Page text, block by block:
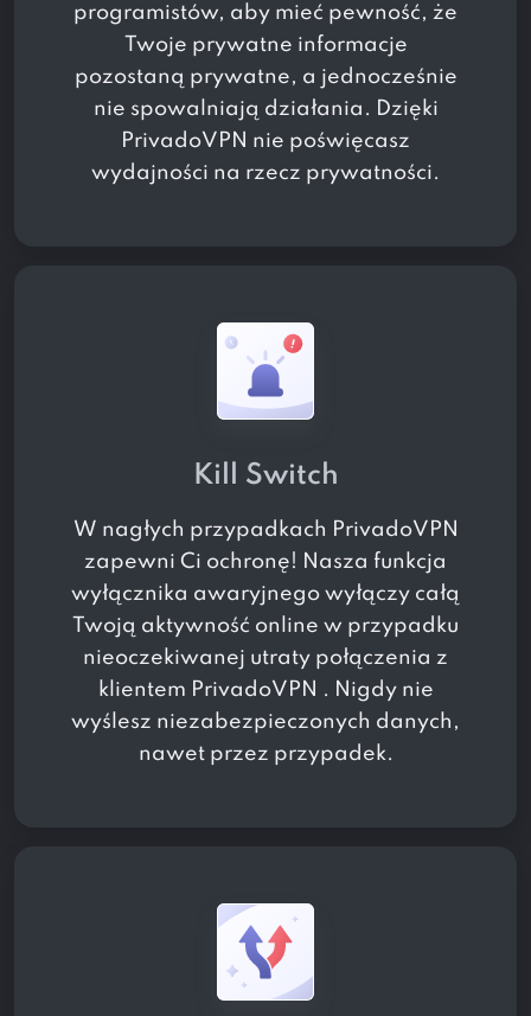
programistów, aby mieć pewność, że
Twoje prywatne informacje
pozostaną prywatne, a jednocześnie
nie spowalniają działania. Dzięki
PrivadoVPN nie poświęcasz
wydajności na rzecz prywatności.
Kill Switch
W nagłych przypadkach PrivadoVPN
zapewni Ci ochronę! Nasza funkcja
wyłącznika awaryjnego wyłączy całą
Twoją aktywność online w przypadku
nieoczekiwanej utraty połączenia z
klientem PrivadoVPN . Nigdy nie
wyślesz niezabezpieczonych danych,
nawet przez przypadek.